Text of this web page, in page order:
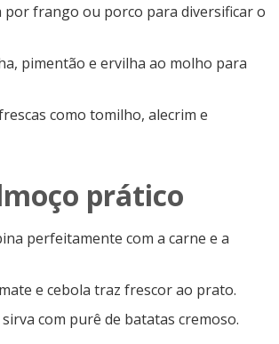
frango ou porco para diversificar o
pimentão e ervilha ao molho para
como tomilho, alecrim e
prático
perfeitamente com a carne e a
e cebola traz frescor ao prato.
com purê de batatas cremoso.